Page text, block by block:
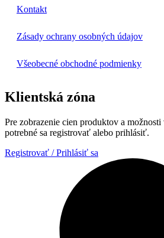
Kontakt
Zásady ochrany osobných údajov
Všeobecné obchodné podmienky
Klientská zóna
Pre zobrazenie cien produktov a
potrebné sa registrovať alebo prihlásiť.
Registrovať / Prihlásiť sa